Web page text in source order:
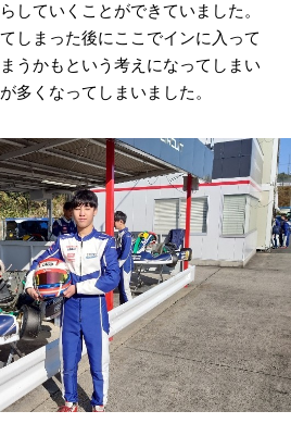
していくことができていました。
しまった後にここでインに入って
うかもという考えになってしまい
多くなってしまいました。